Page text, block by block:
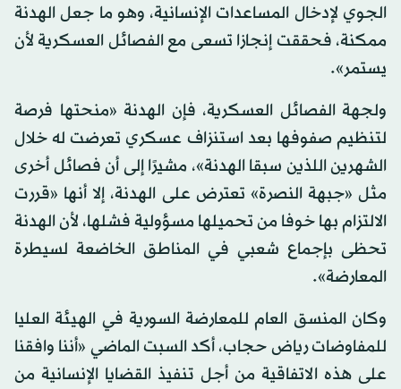
الجوي لإدخال المساعدات الإنسانية، وهو ما جعل الهدنة
ممكنة، فحققت إنجازا تسعى مع الفصائل العسكرية لأن
يستمر».
ولجهة الفصائل العسكرية، فإن الهدنة «منحتها فرصة
لتنظيم صفوفها بعد استنزاف عسكري تعرضت له خلال
الشهرين اللذين سبقا الهدنة»، مشيرًا إلى أن فصائل أخرى
مثل «جبهة النصرة» تعترض على الهدنة، إلا أنها «قررت
الالتزام بها خوفا من تحميلها مسؤولية فشلها، لأن الهدنة
تحظى بإجماع شعبي في المناطق الخاضعة لسيطرة
المعارضة».
وكان المنسق العام للمعارضة السورية في الهيئة العليا
للمفاوضات رياض حجاب، أكد السبت الماضي «أننا وافقنا
على هذه الاتفاقية من أجل تنفيذ القضايا الإنسانية من